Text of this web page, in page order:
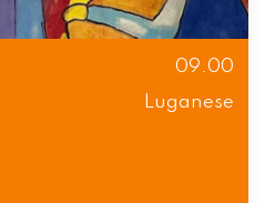
09.00
Luganese